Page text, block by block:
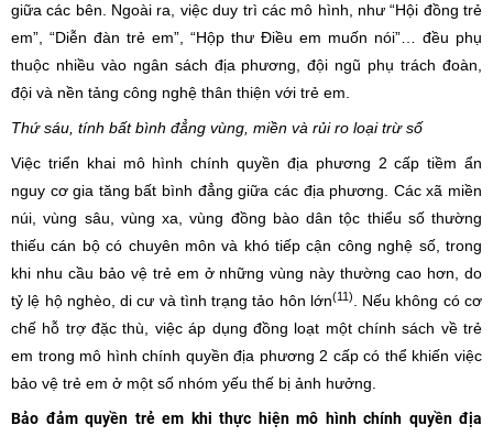
giữa các bên. Ngoài ra, việc duy trì các mô hình, như “Hội đồng trẻ
em”, “Diễn đàn trẻ em”, “Hộp thư Điều em muốn nói”… đều phụ
thuộc nhiều vào ngân sách địa phương, đội ngũ phụ trách đoàn,
đội và nền tảng công nghệ thân thiện với trẻ em.
Thứ sáu, tính bất bình đẳng vùng, miền và rủi ro loại trừ số
Việc triển khai mô hình chính quyền địa phương 2 cấp tiềm ẩn
nguy cơ gia tăng bất bình đẳng giữa các địa phương. Các xã miền
núi, vùng sâu, vùng xa, vùng đồng bào dân tộc thiểu số thường
thiếu cán bộ có chuyên môn và khó tiếp cận công nghệ số, trong
khi nhu cầu bảo vệ trẻ em ở những vùng này thường cao hơn, do
tỷ lệ hộ nghèo, di cư và tình trạng tảo hôn lớn(11)
. Nếu không có cơ
chế hỗ trợ đặc thù, việc áp dụng đồng loạt một chính sách về trẻ
em trong mô hình chính quyền địa phương 2 cấp có thể khiến việc
bảo vệ trẻ em ở một số nhóm yếu thế bị ảnh hưởng.
Bảo đảm quyền trẻ em khi thực hiện mô hình chính quyền địa